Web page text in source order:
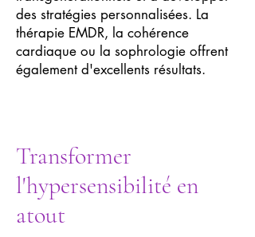
des stratégies personnalisées. La
thérapie EMDR, la cohérence
cardiaque ou la sophrologie offrent
également d'excellents résultats.
Transformer
l'hypersensibilité en
atout